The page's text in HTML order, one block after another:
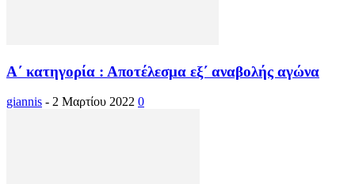
Α΄ κατηγορία : Αποτέλεσμα εξ΄ αναβολής αγώνα
giannis - 2 Μαρτίου 2022 0